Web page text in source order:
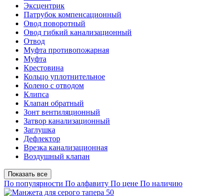
Эксцентрик
Патрубок компенсационный
Овод поворотный
Овод гибкий канализационный
Отвод
Муфта противопожарная
Муфта
Крестовина
Кольцо уплотнительное
Колено с отводом
Клипса
Клапан обратный
Зонт вентиляционный
Затвор канализационный
Заглушка
Дефлектор
Врезка канализационная
Воздушный клапан
Показать все
По популярности По алфавиту По цене По наличию